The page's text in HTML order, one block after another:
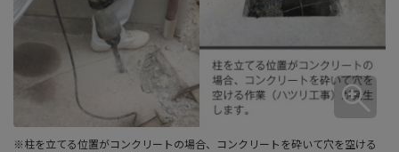
※柱を立てる位置がコンクリートの場合、コンクリートを砕いて穴を空ける